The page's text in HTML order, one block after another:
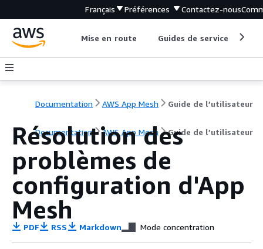
Français Préférences Contactez-nous
Mise en route Guides de service
Documentation AWS App Mesh Guide de l’utilisateur
Documentation AWS App Mesh Guide de l’utilisateur
Résolution des
problèmes de
configuration d'App
Mesh
PDF RSS Markdown Mode concentration